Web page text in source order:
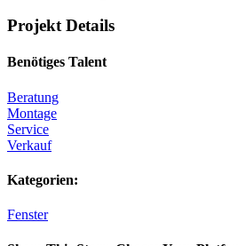
Projekt Details
Benötiges Talent
Beratung
Montage
Service
Verkauf
Kategorien:
Fenster